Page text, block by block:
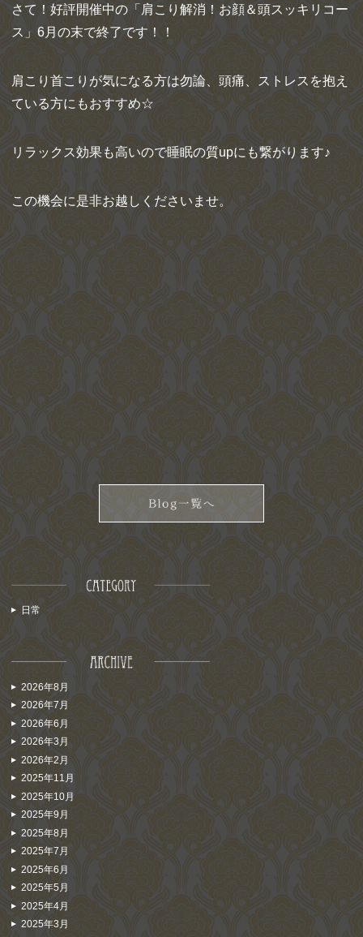
さて！好評開催中の「肩こり解消！お顔＆頭スッキリコー
ス」6月の末で終了です！！
肩こり首こりが気になる方は勿論、頭痛、ストレスを抱え
ている方にもおすすめ☆
リラックス効果も高いので睡眠の質upにも繋がります♪
この機会に是非お越しくださいませ。
日常
2026年8月
2026年7月
2026年6月
2026年3月
2026年2月
2025年11月
2025年10月
2025年9月
2025年8月
2025年7月
2025年6月
2025年5月
2025年4月
2025年3月